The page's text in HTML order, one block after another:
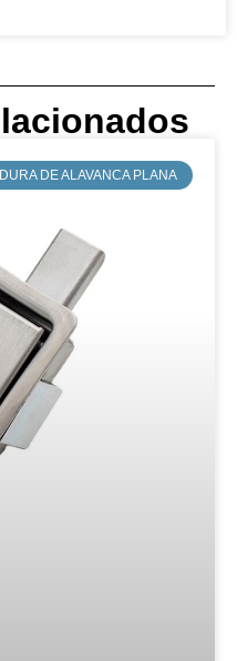
DE ALAVANCA PLANA